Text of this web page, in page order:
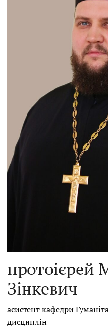
протоієрей
Зінкевич
асистент кафедри
дисциплін